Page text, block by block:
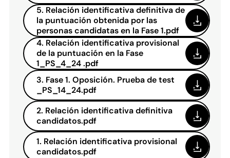
5. Relación identificativa definitiva de
la puntuación obtenida por las
personas candidatas en la Fase 1.pdf
4. Relación identificativa provisional
de la puntuación en la Fase
1_PS_4_24 .pdf
3. Fase 1. Oposición. Prueba de test
_PS_14_24.pdf
2. Relación identificativa definitiva
candidatos.pdf
1. Relación identificativa provisional
candidatos.pdf